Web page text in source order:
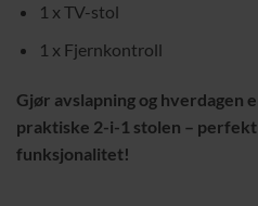
1 x TV-stol
1 x Fjernkontroll
Gjør avslapning og hverdagen
praktiske 2-i-1 stolen –
funksjonalitet!